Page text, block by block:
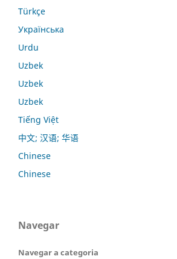
Türkçe
Українська
Urdu
Uzbek
Uzbek
Uzbek
Tiếng Việt
中文; 汉语; 华语
Chinese
Chinese
Navegar
Navegar a categoria